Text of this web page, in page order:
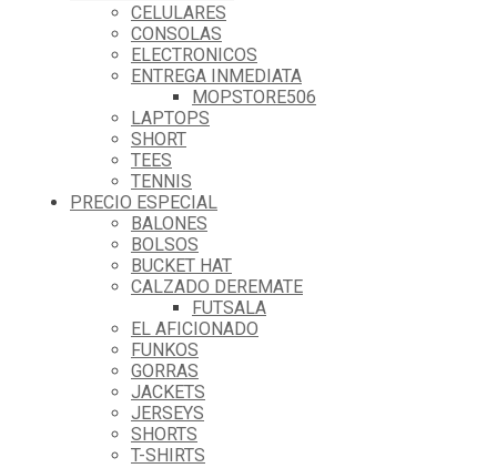
CELULARES
CONSOLAS
ELECTRONICOS
ENTREGA INMEDIATA
MOPSTORE506
LAPTOPS
SHORT
TEES
TENNIS
PRECIO ESPECIAL
BALONES
BOLSOS
BUCKET HAT
CALZADO DEREMATE
FUTSALA
EL AFICIONADO
FUNKOS
GORRAS
JACKETS
JERSEYS
SHORTS
T-SHIRTS